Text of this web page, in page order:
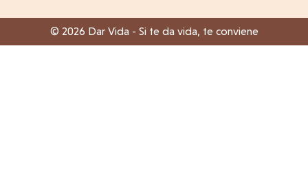
© 2026 Dar Vida - Si te da vida, te conviene